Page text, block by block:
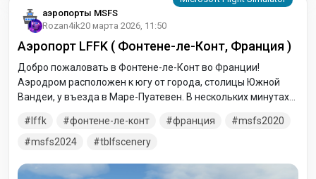
аэропорты MSFS
Rozan4ik20 марта 2026, 11:50
Аэропорт LFFK ( Фонтене-ле-Конт, Франция )
Добро пожаловать в Фонтене-ле-Конт во Франции!
Аэродром расположен к югу от города, столицы Южной
Вандеи, у въезда в Маре-Пуатевен. В нескольких минутах
Вандеи, в регионе, где больше всего солнечных дней и,
следовательно, самые благоприятные погодные условия.
возможности для полетов по правилам визуальных
lffk фонтене-ле-конт франция
msfs2020
msfs2024
tblfscenery